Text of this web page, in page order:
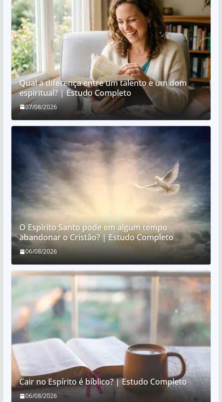
Qual a diferença entre um talento e um dom
espiritual? | Estudo Completo
07/08/2026
O Espírito Santo pode em algum tempo
abandonar o Cristão? | Estudo Completo
06/08/2026
Cair no Espírito é bíblico? | Estudo Completo
06/08/2026